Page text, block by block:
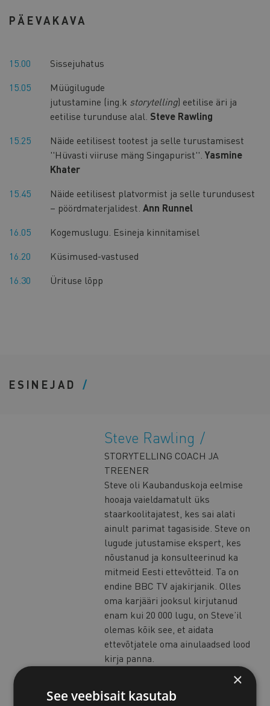
PÄEVAKAVA
15.00
Sissejuhatus
15.05
Müügilugude
jutustamine (ing.k storytelling) eetilise äri ja
eetilise turunduse alal. Steve Rawling
15.25
Näide eetilisest tootest ja selle turustamisest
''Hüvasti viiruse mäng Singapurist''. Yasmine
Khater
15.45
Näide eetilisest platvormist ja selle turundusest
– pöördmaterjalidest. Ann Runnel
16.05
Kogemuslugu. Esineja kinnitamisel
16.20
Küsimused-vastused
16.30
Ürituse lõpp
ESINEJAD
Steve Rawling
STORYTELLING COACH JA
TREENER
Steve oli Kaubanduskoja eelmise
hooaja vaieldamatult üks
staarkoolitajatest, kes sai alati
ainult parimat tagasiside. Steve on
lugude jutustamise ekspert, kes
nõustanud ja konsulteerinud ka
mitmeid Eesti ettevõtteid. Ta on
endine BBC TV ajakirjanik. Olles
oma karjääri jooksul kirjutanud
enam kui 20 000 lugu, on Steve’il
olemas kõik see, et aidata
ettevõtjatele oma ainulaadsed lood
kirja panna.
Yasmine Khater
×
See veebisait kasutab